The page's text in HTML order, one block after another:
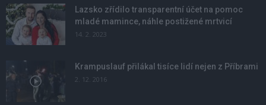
Lazsko zřídilo transparentní účet na pomoc
mladé mamince, náhle postižené mrtvicí
14. 2. 2023
Krampuslauf přilákal tisíce lidí nejen z Příbrami
2. 12. 2016